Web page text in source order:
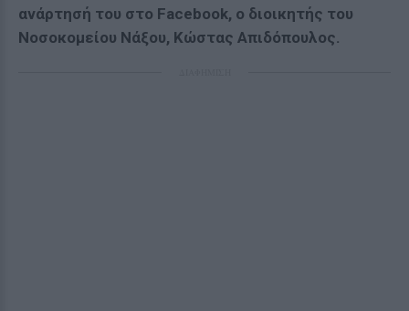
ανάρτησή του στο Facebook, ο διοικητής του
Νοσοκομείου Νάξου, Κώστας Απιδόπουλος.